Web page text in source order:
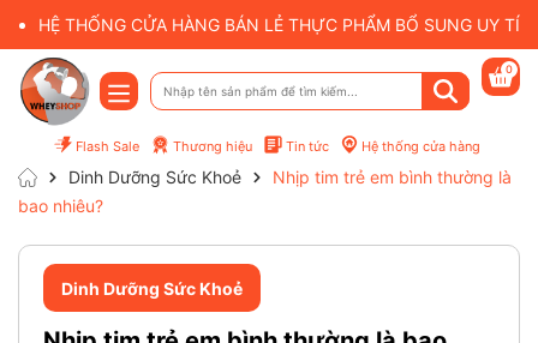
HỆ THỐNG CỬA HÀNG BÁN LẺ THỰC PHẨM BỔ SUNG UY
Flash Sale Thương hiệu Tin tức Hệ thống cửa hàng
0
Dinh Dưỡng Sức Khoẻ
Nhịp tim trẻ em bình thường là
bao nhiêu?
Dinh Dưỡng Sức Khoẻ